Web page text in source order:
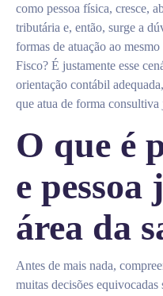
como pessoa física, cresce,
tributária e, então, surge a
formas de atuação ao
Fisco? É justamente esse
orientação contábil
que atua de forma
O que é
e
área da
Antes de mais nada,
muitas decisões